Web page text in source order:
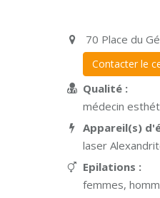
70 Place du
Contacter le
Qualité :
médecin
Appareil(s)
laser
Epilations :
femmes,